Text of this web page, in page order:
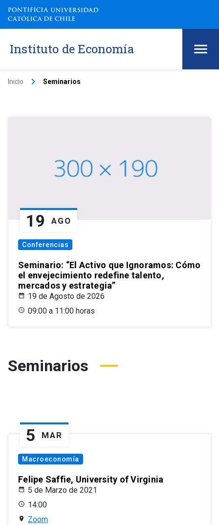
Instituto de Economía
Inicio keyboard_arrow_right Seminarios
19 AGO
Conferencias
Seminario: “El Activo que Ignoramos: Cómo
el envejecimiento redefine talento,
mercados y estrategia”
19 de Agosto de 2026
09:00 a 11:00 horas
Seminarios
5 MAR
Macroeconomía
Felipe Saffie, University of Virginia
5 de Marzo de 2021
14:00
Zoom